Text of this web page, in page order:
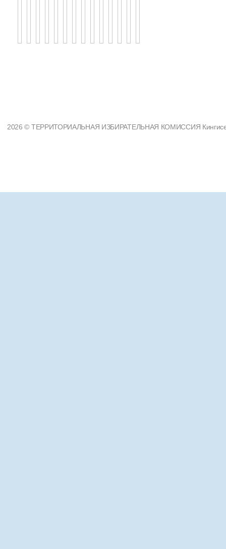
2026 © ТЕРРИТОРИАЛЬНАЯ ИЗБИРАТЕЛЬНАЯ КОМИССИЯ